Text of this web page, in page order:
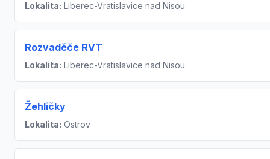
Lokalita: Liberec-Vratislavice nad Nisou
Rozvaděče RVT
Lokalita: Liberec-Vratislavice nad Nisou
Žehličky
Lokalita: Ostrov